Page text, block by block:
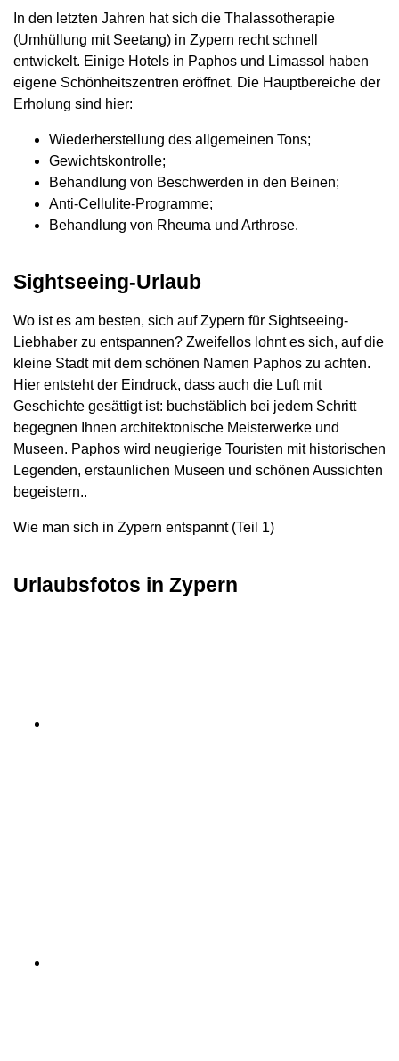
In den letzten Jahren hat sich die Thalassotherapie
(Umhüllung mit Seetang) in Zypern recht schnell
entwickelt. Einige Hotels in Paphos und Limassol haben
eigene Schönheitszentren eröffnet. Die Hauptbereiche der
Erholung sind hier:
Wiederherstellung des allgemeinen Tons;
Gewichtskontrolle;
Behandlung von Beschwerden in den Beinen;
Anti-Cellulite-Programme;
Behandlung von Rheuma und Arthrose.
Sightseeing-Urlaub
Wo ist es am besten, sich auf Zypern für Sightseeing-
Liebhaber zu entspannen? Zweifellos lohnt es sich, auf die
kleine Stadt mit dem schönen Namen Paphos zu achten.
Hier entsteht der Eindruck, dass auch die Luft mit
Geschichte gesättigt ist: buchstäblich bei jedem Schritt
begegnen Ihnen architektonische Meisterwerke und
Museen. Paphos wird neugierige Touristen mit historischen
Legenden, erstaunlichen Museen und schönen Aussichten
begeistern..
Wie man sich in Zypern entspannt (Teil 1)
Urlaubsfotos in Zypern